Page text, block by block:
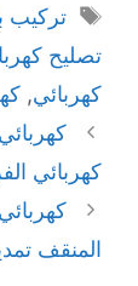
تركيب
تصليح
كهربائي,
كهربائي
المنقف